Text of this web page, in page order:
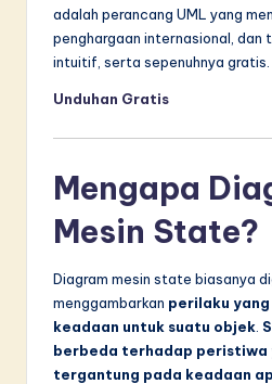
ti
adalah perancang UML yang
penghargaan internasional, dan
intuitif, serta sepenuhnya gratis.
Unduhan Gratis
Mengapa
Mesin State?
Diagram mesin state biasanya
menggambarkan perilaku
keadaan untuk suatu objek
berbeda terhadap peristiwa
tergantung pada keadaan